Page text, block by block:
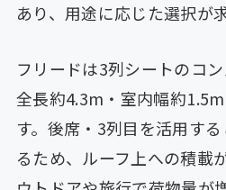
あり、用途に応じた選択が
フリードは3列シートのコン
全長約4.3m・室内幅約
す。後席・3列目を活用す
るため、ルーフ上への積載